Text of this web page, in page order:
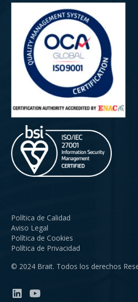
© 2024 Brait. Todos los derechos
Política de Privacidad
Política de Cookies
Aviso Legal
Política de Calidad